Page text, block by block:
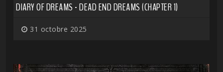
DIARY OF DREAMS - DEAD END DREAMS (CHAPTER 1)
31 octobre 2025